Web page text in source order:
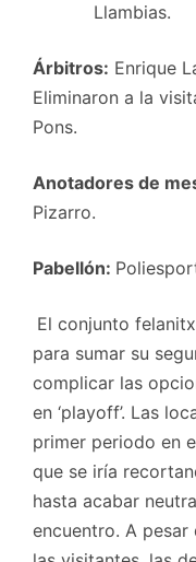
Llambias.
Árbitros: Enrique
Eliminaron a la
Pons.
Anotadores de
Pizarro.
Pabellón:
El conjunto
para sumar su
complicar las
en ‘playoff’. Las
primer periodo en
que se iría
hasta acabar
encuentro. A